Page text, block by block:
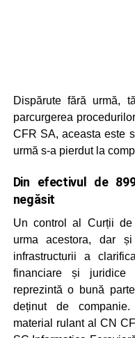
Dispărute fără urmă,
parcurgerea
CFR SA, aceasta este
urmă s-a pierdut la
Din efectivul de
negăsit
Un control al Curții
urma acestora, dar
infrastructurii a
financiare și juridice
reprezintă o bună
deținut de
material rulant al CN